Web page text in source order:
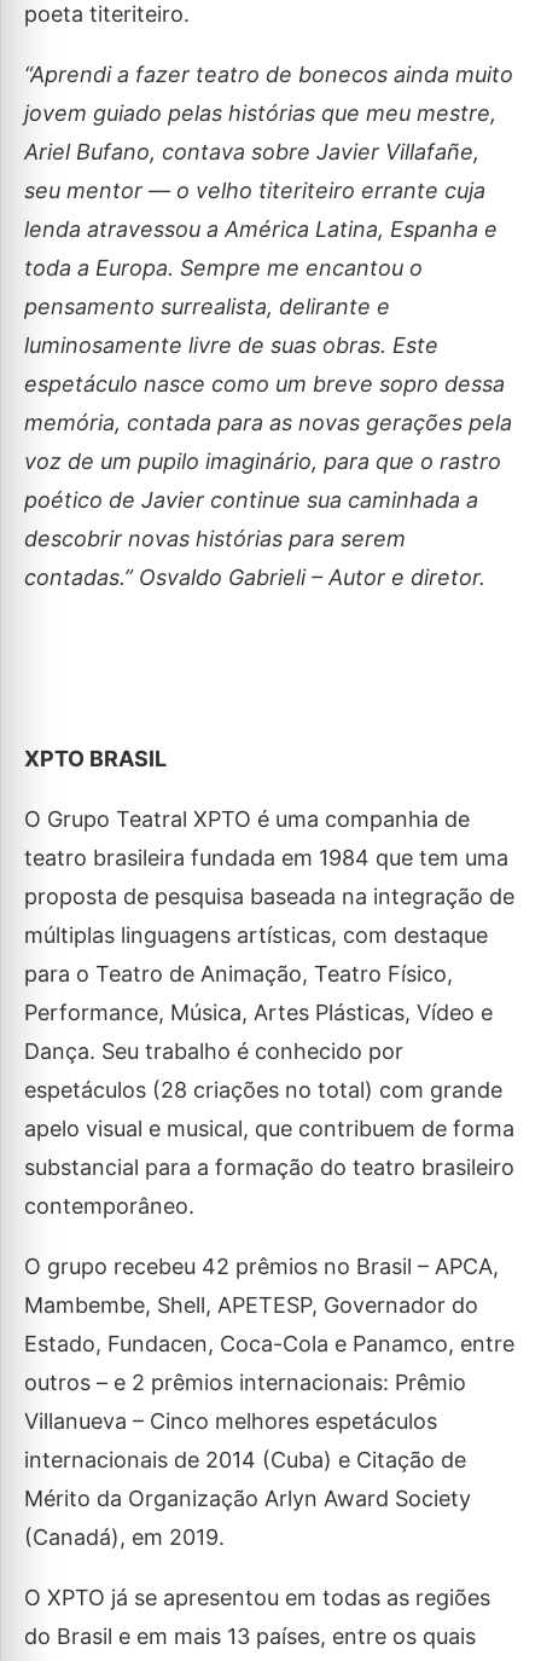
poeta titeriteiro.
“Aprendi a fazer teatro de bonecos ainda muito
jovem guiado pelas histórias que meu mestre,
Ariel Bufano, contava sobre Javier Villafañe,
seu mentor — o velho titeriteiro errante cuja
lenda atravessou a América Latina, Espanha e
toda a Europa. Sempre me encantou o
pensamento surrealista, delirante e
luminosamente livre de suas obras. Este
espetáculo nasce como um breve sopro dessa
memória, contada para as novas gerações pela
voz de um pupilo imaginário, para que o rastro
poético de Javier continue sua caminhada a
descobrir novas histórias para serem
contadas.” Osvaldo Gabrieli – Autor e diretor.
XPTO BRASIL
O Grupo Teatral XPTO é uma companhia de
teatro brasileira fundada em 1984 que tem uma
proposta de pesquisa baseada na integração de
múltiplas linguagens artísticas, com destaque
para o Teatro de Animação, Teatro Físico,
Performance, Música, Artes Plásticas, Vídeo e
Dança. Seu trabalho é conhecido por
espetáculos (28 criações no total) com grande
apelo visual e musical, que contribuem de forma
substancial para a formação do teatro brasileiro
contemporâneo.
O grupo recebeu 42 prêmios no Brasil – APCA,
Mambembe, Shell, APETESP, Governador do
Estado, Fundacen, Coca-Cola e Panamco, entre
outros – e 2 prêmios internacionais: Prêmio
Villanueva – Cinco melhores espetáculos
internacionais de 2014 (Cuba) e Citação de
Mérito da Organização Arlyn Award Society
(Canadá), em 2019.
O XPTO já se apresentou em todas as regiões
do Brasil e em mais 13 países, entre os quais